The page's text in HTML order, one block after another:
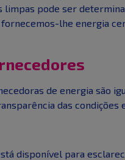
pode ser
lhe energia
de energia são
das condições
disponível para